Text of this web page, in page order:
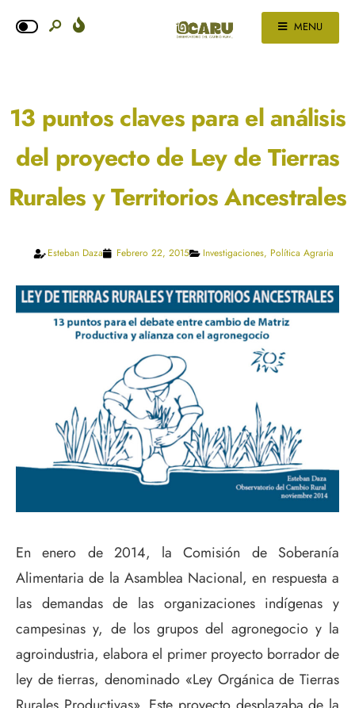
MENU
13 puntos claves para el análisis
del proyecto de Ley de Tierras
Rurales y Territorios Ancestrales
Esteban Daza Febrero 22, 2015 Investigaciones, Política Agraria
En enero de 2014, la Comisión de Soberanía
Alimentaria de la Asamblea Nacional, en respuesta a
las demandas de las organizaciones indígenas y
campesinas y, de los grupos del agronegocio y la
agroindustria, elabora el primer proyecto borrador de
ley de tierras, denominado «Ley Orgánica de Tierras